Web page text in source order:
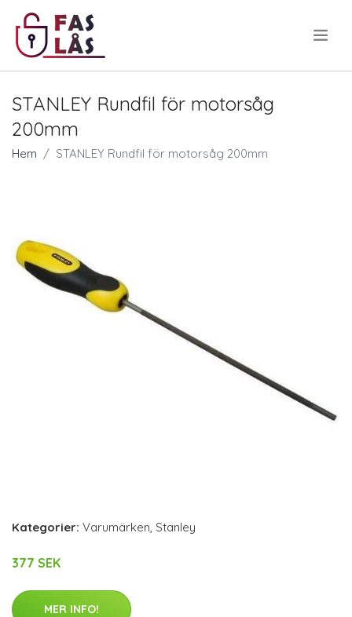
STANLEY Rundfil för motorsåg
200mm
Hem STANLEY Rundfil för motorsåg 200mm
Kategorier: Varumärken, Stanley
377 SEK
MER INFO!